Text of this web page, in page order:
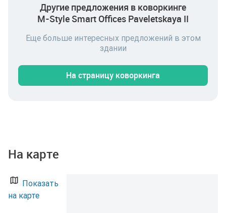
рабочие места, высокоскоростной интернет, іТ-
сопровождение, МФУ с картриджами, мини-кухня,
доступны общие зоны коворкинга: кухня,
переговорные и места для отдыха. Коворкинг
мебель и техническое обслуживание уже на стороне
площадки. Коммунальные услуги, скоростной
Другие предложения в коворкинге
M-Style Smart Offices Paveletskaya II
Еще больше интересных предложений в этом
здании
На страницу коворкинга
На карте
Показать
на карте